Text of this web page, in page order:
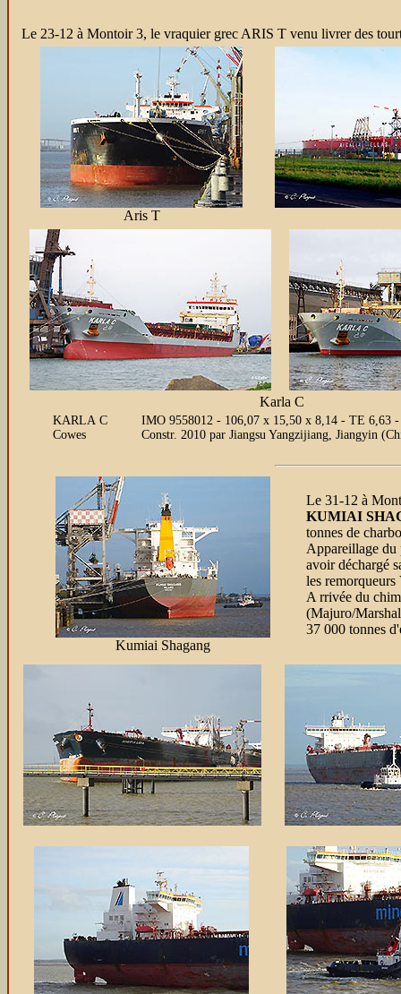
Le 23-12 à Montoir 3, le vraquier grec ARIS T venu livrer des
Aris T
Karla C
KARLA C
Cowes
IMO 9558012 - 106,07 x 15,50 x 8,14 - TE 6,63
Constr. 2010 par Jiangsu Yangzijiang, Jiangyin
Kumiai Shagang
Le 31-12 à
KUMIAI
tonnes de
Appareillage
avoir déchargé
les
A rrivée du
(Majuro/
37 000 tonnes